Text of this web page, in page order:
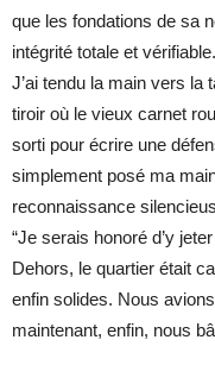
que les fondations de sa
intégrité totale et vérifiable.
J’ai tendu la main vers la
tiroir où le vieux carnet
sorti pour écrire une
simplement posé ma
reconnaissance
“Je serais honoré d’y
Dehors, le quartier était
enfin solides. Nous
maintenant, enfin, nous